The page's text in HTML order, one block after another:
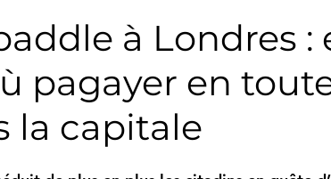
de Location de Paddle, Kayak..
SUISSE
à Londres :
pagayer en
la capitale